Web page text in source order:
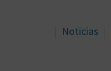
Noticias